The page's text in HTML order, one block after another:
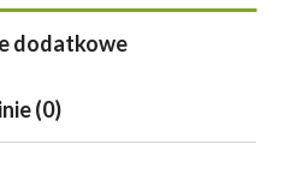
dodatkowe
(0)